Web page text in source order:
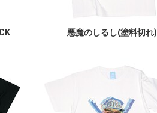
悪魔のしるし(塗料切れ)